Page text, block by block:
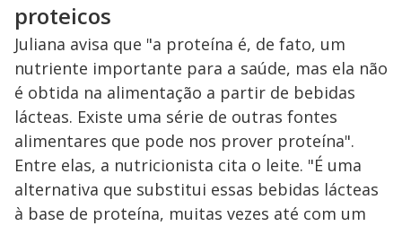
proteicos
Juliana avisa que "a proteína é, de fato, um
nutriente importante para a saúde, mas ela não
é obtida na alimentação a partir de bebidas
lácteas. Existe uma série de outras fontes
alimentares que pode nos prover proteína".
Entre elas, a nutricionista cita o leite. "É uma
alternativa que substitui essas bebidas lácteas
à base de proteína, muitas vezes até com um